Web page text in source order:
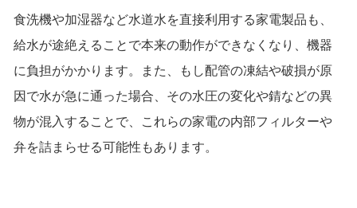
食洗機や加湿器など水道水を直接利用する家電製品も、
給水が途絶えることで本来の動作ができなくなり、機器
に負担がかかります。また、もし配管の凍結や破損が原
因で水が急に通った場合、その水圧の変化や錆などの異
物が混入することで、これらの家電の内部フィルターや
弁を詰まらせる可能性もあります。